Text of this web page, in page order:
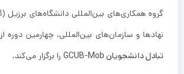
نهادها و سازمان‌های بین‌المللی، چهارمین دوره از
تبادل دانشجویان GCUB-Mob
را برگزار می‌کند.